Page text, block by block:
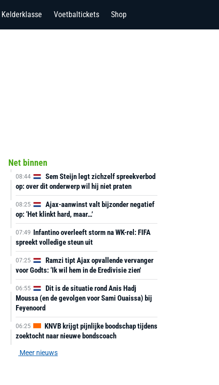
Kelderklasse Voetbaltickets Shop
Net binnen
08:44
Sem Steijn legt zichzelf spreekverbod
op: over dit onderwerp wil hij niet praten
08:25
Ajax-aanwinst valt bijzonder negatief
op: ‘Het klinkt hard, maar…’
07:49 Infantino overleeft storm na WK-rel: FIFA
spreekt volledige steun uit
07:25
Ramzi tipt Ajax opvallende vervanger
voor Godts: ‘Ik wil hem in de Eredivisie zien'
06:55
Dit is de situatie rond Anis Hadj
Moussa (en de gevolgen voor Sami Ouaissa) bij
Feyenoord
06:25
KNVB krijgt pijnlijke boodschap tijdens
zoektocht naar nieuwe bondscoach
Meer nieuws